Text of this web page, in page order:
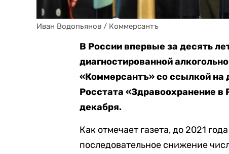
Иван Водопьянов / Коммерсантъ
В России впервые за десять
диагностированной
«Коммерсантъ» со ссылкой на
Росстата «Здравоохранение
декабря.
Как отмечает газета, до 2021
последовательное снижение